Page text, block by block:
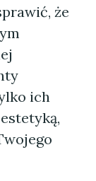
że
ich